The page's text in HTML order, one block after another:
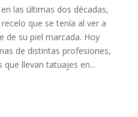
las últimas dos décadas,
que se tenía al ver a
de su piel marcada. Hoy
de distintas profesiones,
llevan tatuajes en...